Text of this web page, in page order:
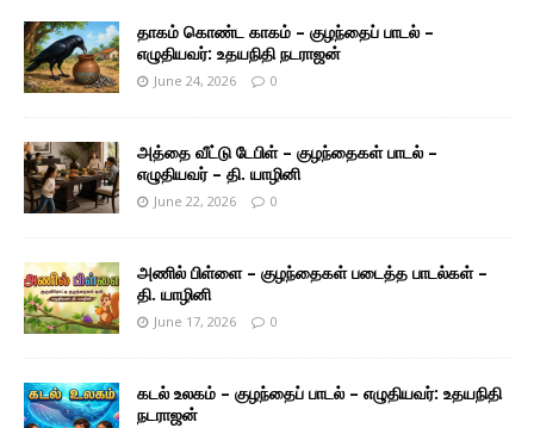
தாகம் கொண்ட காகம் – குழந்தைப் பாடல் –
எழுதியவர்: உதயநிதி நடராஜன்
June 24, 2026 0
அத்தை வீட்டு டேபிள் – குழந்தைகள் பாடல் –
எழுதியவர் – தி. யாழினி
June 22, 2026 0
அணில் பிள்ளை – குழந்தைகள் படைத்த பாடல்கள் –
தி. யாழினி
June 17, 2026 0
கடல் உலகம் – குழந்தைப் பாடல் – எழுதியவர்: உதயநிதி
நடராஜன்